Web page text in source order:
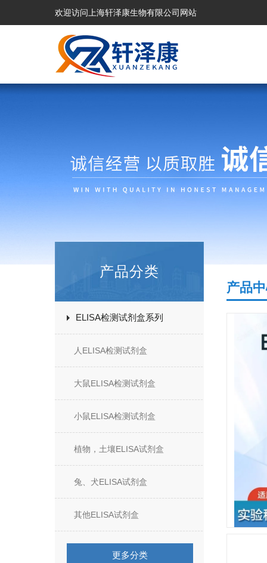
欢迎访问上海轩泽康生物有限公司网站
产品分类
ELISA检测试剂盒系列
人ELISA检测试剂盒
大鼠ELISA检测试剂盒
小鼠ELISA检测试剂盒
植物，土壤ELISA试剂盒
兔、犬ELISA试剂盒
其他ELISA试剂盒
更多分类
产品